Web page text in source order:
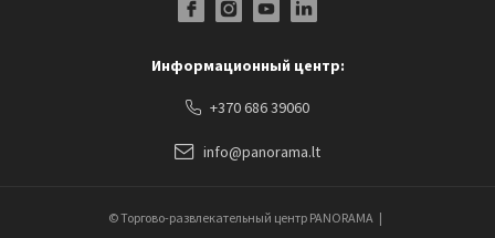
Информационный центр:
+370 686 39060
info@panorama.lt
© Торгово-развлекательный центр PANORAMA